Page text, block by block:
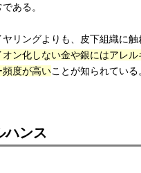
ある。
リングよりも、皮下組織に
オン化しない金や銀にはアレ
頻度が高いことが知られている
ハンス